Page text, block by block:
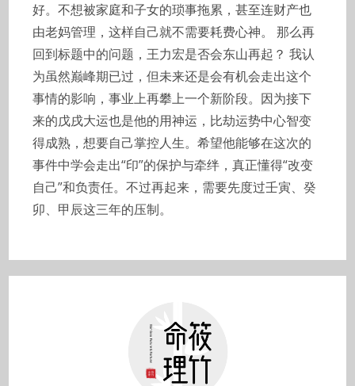
好。不想被家庭和子女的琐事拖累，甚至连财产也
由老妈管理，这样自己就不需要耗费心神。 那么再
回到标题中的问题，王力宏是否会东山再起？ 我认
为虽然巅峰期已过，但未来还是会有机会走出这个
事情的影响，事业上再攀上一个新阶段。因为接下
来的戊戌大运也是他的用神运，比劫运势中心智变
得成熟，想要自己掌控人生。希望他能够在这次的
事件中学会走出“印”的保护与牵绊，真正懂得“改变
自己”和负责任。不过再起来，需要先度过壬寅、癸
卯、甲辰这三年的压制。